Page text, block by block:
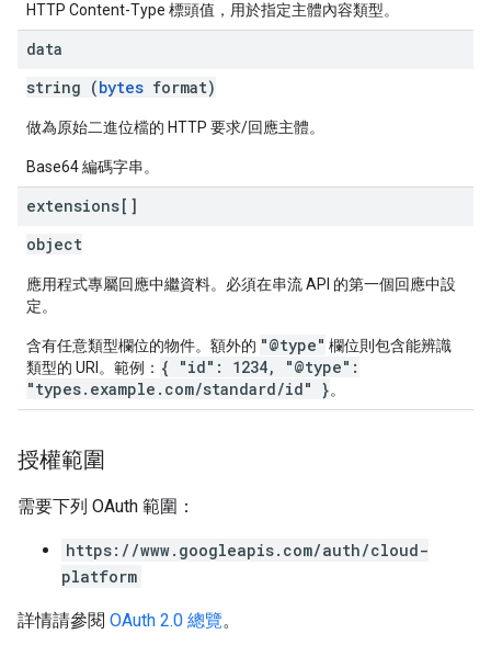
HTTP Content-Type 標頭值，用於指定主體內容類型。
data
string (bytes format)
做為原始二進位檔的 HTTP 要求/回應主體。
Base64 編碼字串。
extensions[]
object
應用程式專屬回應中繼資料。必須在串流 API 的第一個回應中設
定。
含有任意類型欄位的物件。額外的 "@type" 欄位則包含能辨識
類型的 URI。範例： { "id": 1234, "@type":
"types.example.com/standard/id" }。
授權範圍
需要下列 OAuth 範圍：
https://www.googleapis.com/auth/cloud-
platform
詳情請參閱 OAuth 2.0 總覽。